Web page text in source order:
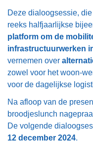
Deze dialoogsessie,
reeks halfjaarlijkse
platform om de
infrastructuurwerken
vernemen over
zowel voor het woon-
voor de dagelijkse
Na afloop van de
broodjeslunch
De volgende
12 december 2024.